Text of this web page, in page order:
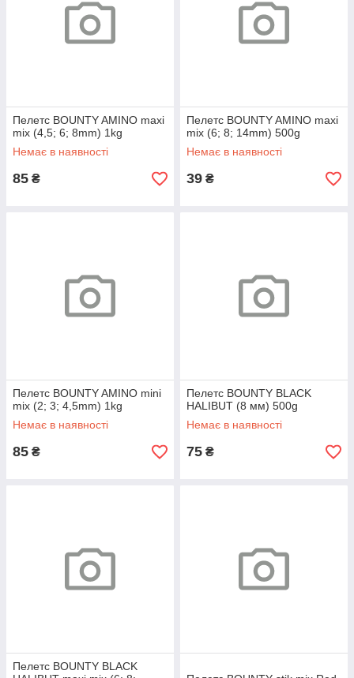
Пелетс BOUNTY AMINO maxi
mix (4,5; 6; 8mm) 1kg
Немає в наявності
85 ₴
Пелетс BOUNTY AMINO maxi
mix (6; 8; 14mm) 500g
Немає в наявності
39 ₴
Пелетс BOUNTY AMINO mini
mix (2; 3; 4,5mm) 1kg
Немає в наявності
85 ₴
Пелетс BOUNTY BLACK
HALIBUT (8 мм) 500g
Немає в наявності
75 ₴
Пелетс BOUNTY BLACK